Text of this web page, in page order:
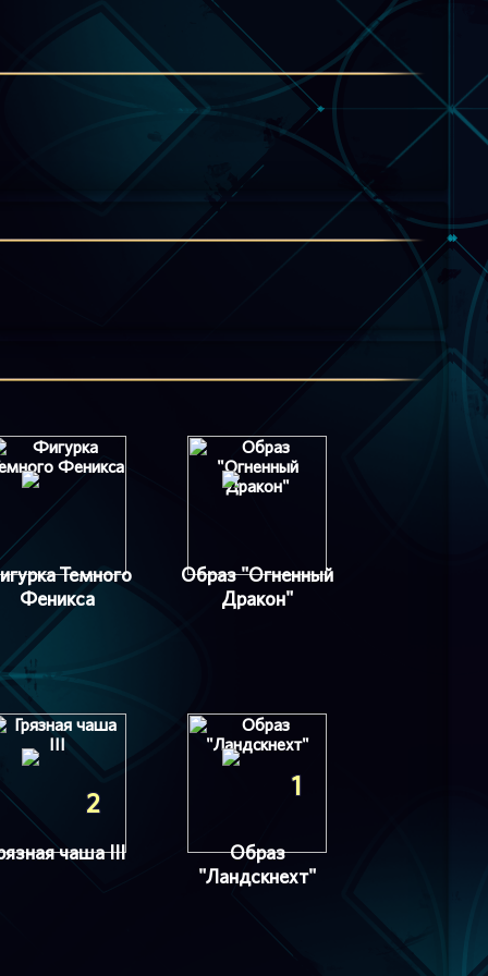
Темного
Феникса
Образ "Огненный
Дракон"
2
чаша III
1
Образ
"Ландскнехт"